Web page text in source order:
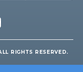
RIGHTS RESERVED.